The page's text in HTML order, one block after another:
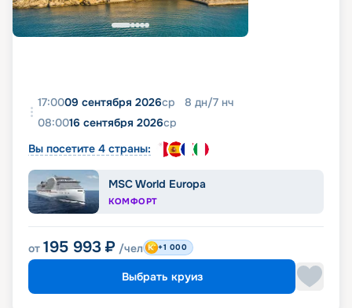
17:0009 сентября 2026ср 8 дн/7 нч
08:0016 сентября 2026ср
Вы посетите 4 страны:
MSC World Europa
КОМФОРТ
от 195 993 ₽ /чел +1 000
Выбрать круиз